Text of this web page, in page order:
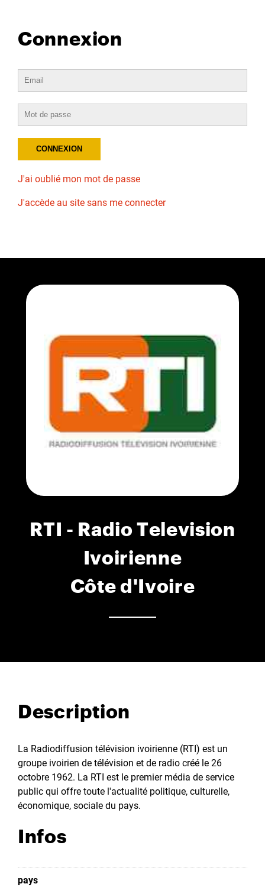
Connexion
J'ai oublié mon mot de passe
J'accède au site sans me connecter
RTI - Radio Television
Ivoirienne
Côte d'Ivoire
Description
La Radiodiffusion télévision ivoirienne (RTI) est un
groupe ivoirien de télévision et de radio créé le 26
octobre 1962. La RTI est le premier média de service
public qui offre toute l'actualité politique, culturelle,
économique, sociale du pays.
Infos
pays